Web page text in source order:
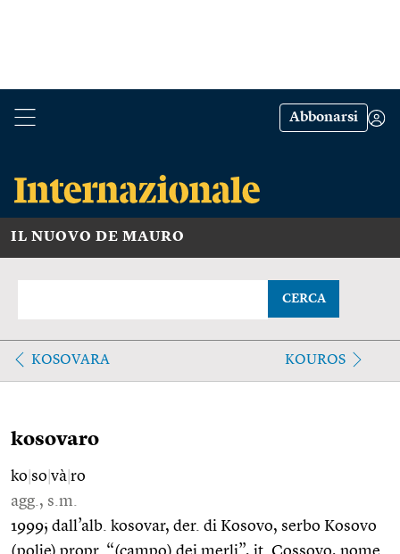
Abbonarsi
IL NUOVO DE MAURO
CERCA
KOSOVARA KOUROS
kosovaro
ko so và ro
agg., s.m.
1999; dall’alb. kosovar, der. di Kosovo, serbo Kosovo